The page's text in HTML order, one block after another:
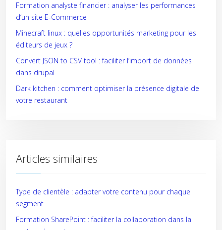
Formation analyste financier : analyser les performances
d’un site E-Commerce
Minecraft linux : quelles opportunités marketing pour les
éditeurs de jeux ?
Convert JSON to CSV tool : faciliter l’import de données
dans drupal
Dark kitchen : comment optimiser la présence digitale de
votre restaurant
Articles similaires
Type de clientèle : adapter votre contenu pour chaque
segment
Formation SharePoint : faciliter la collaboration dans la